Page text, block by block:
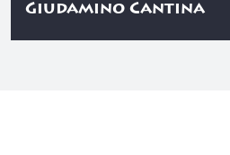
Giudamino Cantina